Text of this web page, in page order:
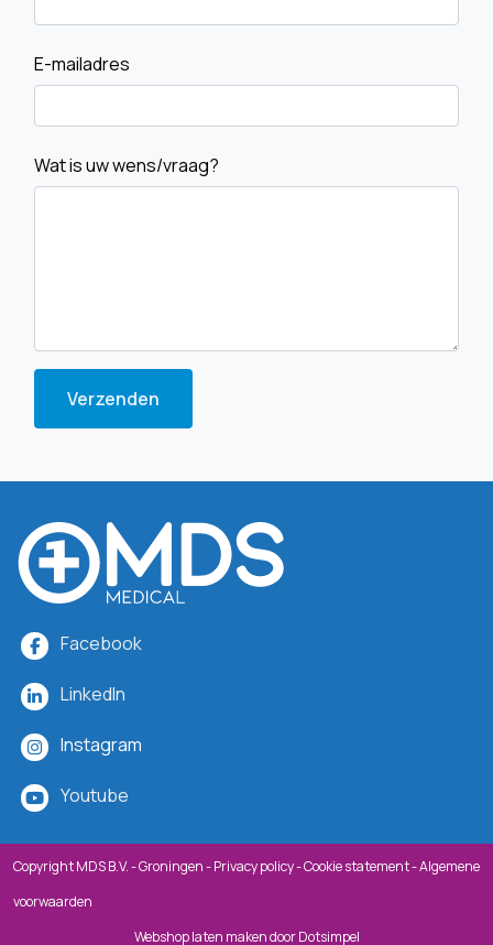
E-mailadres
Wat is uw wens/vraag?
Verzenden
Facebook
LinkedIn
Instagram
Youtube
Copyright MDS B.V. - Groningen -Privacy policy-Cookie statement-Algemene
voorwaarden
Webshop laten makendoor Dotsimpel